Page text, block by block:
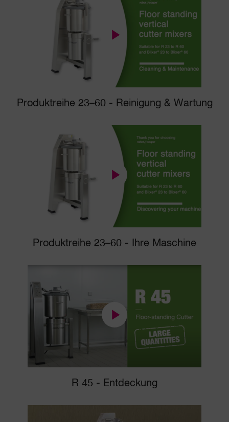
Produktreihe 23–60 - Reinigung & Wartung
Produktreihe 23–60 - Ihre Maschine
R 45 - Entdeckung